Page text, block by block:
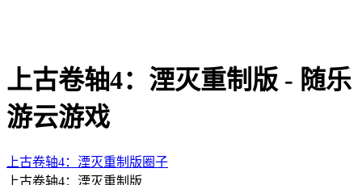
上古卷轴4：湮灭重制版 - 随乐
游云游戏
上古卷轴4：湮灭重制版圈子
上古卷轴4：湮灭重制版